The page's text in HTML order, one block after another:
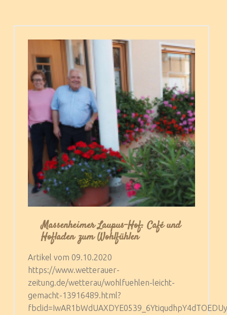
Massenheimer Laupus-Hof: Café und
Hofladen zum Wohlfühlen
Artikel vom 09.10.2020
https://www.wetterauer-
zeitung.de/wetterau/wohlfuehlen-leicht-
gemacht-13916489.html?